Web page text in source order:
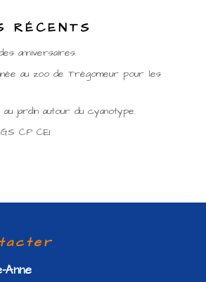
RÉCENTS
anniversaires.
au zoo de Trégomeur pour les
jardin autour du cyanotype.
CP CE1
Anne